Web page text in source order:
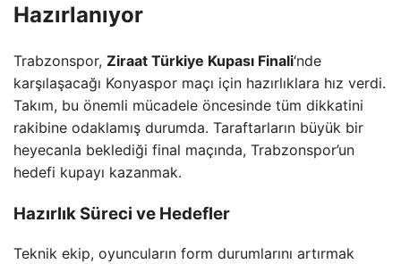
Hazırlanıyor
Trabzonspor, Ziraat Türkiye Kupası Finali‘nde
karşılaşacağı Konyaspor maçı için hazırlıklara hız verdi.
Takım, bu önemli mücadele öncesinde tüm dikkatini
rakibine odaklamış durumda. Taraftarların büyük bir
heyecanla beklediği final maçında, Trabzonspor’un
hedefi kupayı kazanmak.
Hazırlık Süreci ve Hedefler
Teknik ekip, oyuncuların form durumlarını artırmak